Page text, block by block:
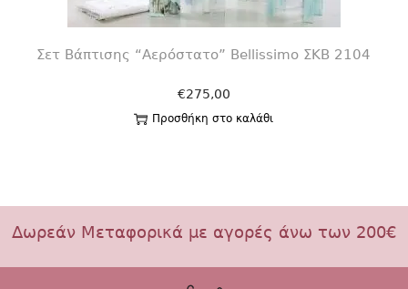
Σετ Βάπτισης “Αερόστατο” Bellissimo ΣΚΒ 2104
€275,00
Προσθήκη στο καλάθι
Δωρεάν Μεταφορικά με αγορές άνω των 200€